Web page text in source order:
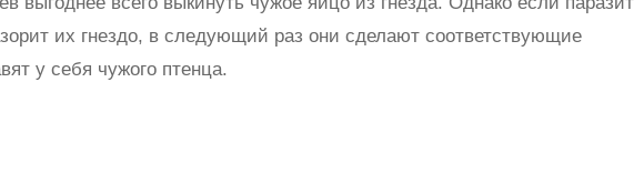
их гнездо, в следующий раз они сделают соответствующие
у себя чужого птенца.